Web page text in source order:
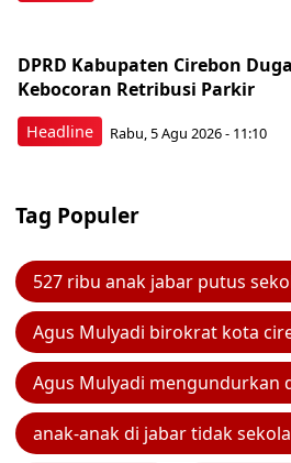
Headline
DPRD Kabupaten Cirebon
Kebocoran Retribusi Parkir
Rabu, 5 Agu 2026 - 11:10
Tag Populer
527 ribu anak jabar putus
Agus Mulyadi birokrat kota
Agus Mulyadi mengundurkan
anak-anak di jabar tidak